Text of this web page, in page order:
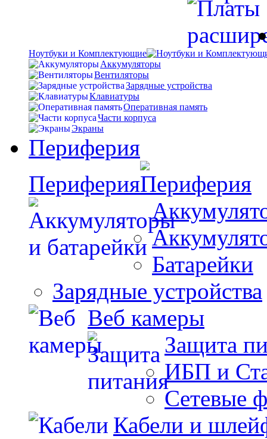
Ноутбуки и Комплектующие
Аккумуляторы
Вентиляторы
Зарядные устройства
Клавиатуры
Оперативная память
Части корпуса
Экраны
Периферия
Периферия
Батарейки
Зарядные устройства
Веб камеры
Защита
ИБП и
Сетевые
Кабели и